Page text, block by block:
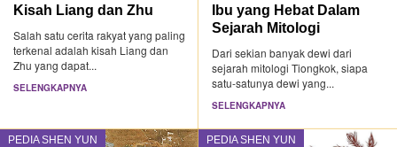
Kisah Liang dan Zhu
Salah satu cerita rakyat yang paling
terkenal adalah kisah Liang dan
Zhu yang dapat...
SELENGKAPNYA
Ibu yang Hebat Dalam
Sejarah Mitologi
Dari sekian banyak dewi dari
sejarah mitologi Tiongkok, siapa
satu-satunya dewi yang...
SELENGKAPNYA
PEDIA SHEN YUN PEDIA SHEN YUN